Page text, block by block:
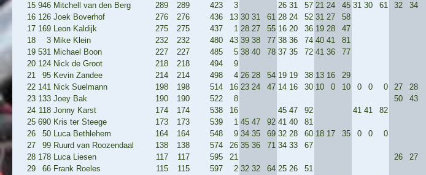
15 946 Mitchell van den Berg 289 289 423 3 26 31 57 21 24 45 31 30 61 32 34
16 126 Joek Boverhof 276 276 436 13 30 31 61 28 24 52 31 27 58
17 169 Leon Kaldijk 275 275 437 1 28 27 55 16 20 36 19 28 47
18
3 Mike Klein 232 232 480 43 39 38 77 38 36 74 40 41 81
19 531 Michael Boon 227 227 485 5 38 40 78 37 35 72 41 36
77
20 124 Nick de Groot 218 218 494 9
21
95 Kevin Zandee 214 214 498 4 26 28 54 19 19 38 13 16 29
22 141 Nick Suelmann 198 198 514 16 23 24 47 14 16 30 10 0 10 0 0 0 27 28
23 133 Joey Bak 190 190 522 8 50 43
24 118 Jonny Karst 174 174 538 16 45 47 92 41 41
82
25 690 Kris ter Steege 173 173 539 1 45 47 92 41 40
81
26
50 Luca Bethlehem 164 164 548 9 34 35 69 32 28 60 18 17 35 0 0
0
27
99 Ruurd van Roozendaal 138 138 574 26 35 36 71 34 33
67
28 178 Luca Liesen 117 117 595 21 26 27
29
66 Frank Roeles 115 115 597 2 32 32 64 25 26
51